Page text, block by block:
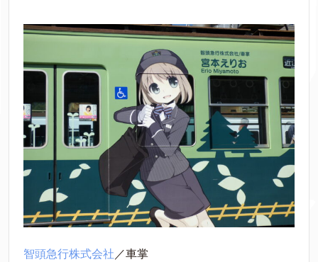
智頭急行株式会社 ／車掌